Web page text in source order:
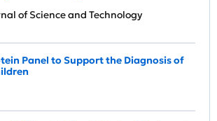
of Science and Technology
Panel to Support the Diagnosis of